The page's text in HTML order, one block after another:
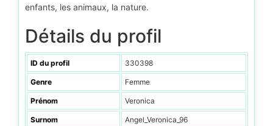
enfants, les animaux, la nature.
Détails du profil
ID du profil 330398
Genre Femme
Prénom Veronica
Surnom Angel_Veronica_96